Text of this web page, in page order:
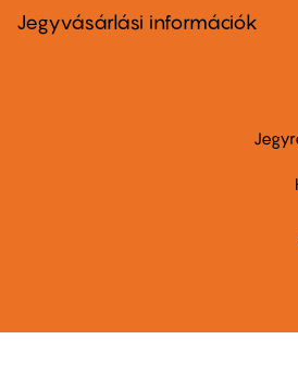
second
Jegyvásárlási információk